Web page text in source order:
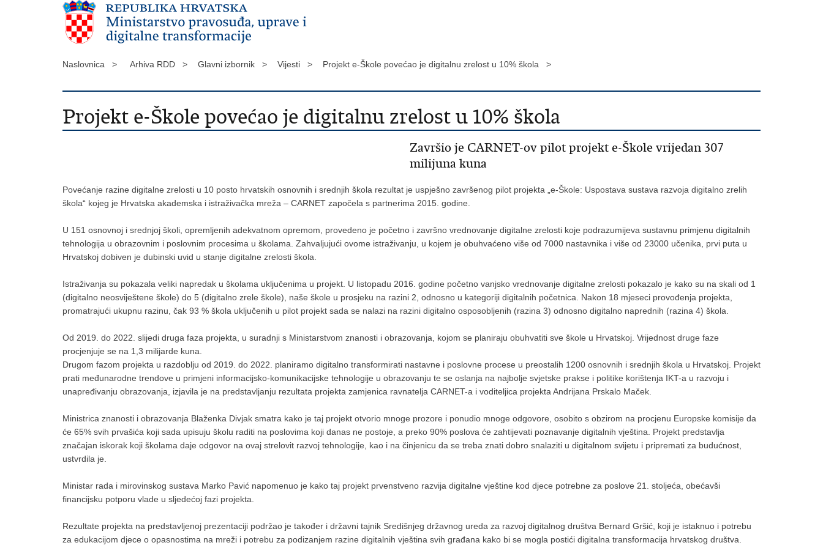
Naslovnica > Arhiva RDD > Glavni izbornik > Vijesti > Projekt e-Škole povećao je digitalnu zrelost u 10% škola >
Projekt e-Škole povećao je digitalnu zrelost u 10% škola
Završio je CARNET-ov pilot projekt e-Škole vrijedan 307
milijuna kuna
Povećanje razine digitalne zrelosti u 10 posto hrvatskih osnovnih i srednjih škola rezultat je uspješno završenog pilot projekta „e-Škole: Uspostava sustava razvoja digitalno zrelih
škola“ kojeg je Hrvatska akademska i istraživačka mreža – CARNET započela s partnerima 2015. godine.
U 151 osnovnoj i srednjoj školi, opremljenih adekvatnom opremom, provedeno je početno i završno vrednovanje digitalne zrelosti koje podrazumijeva sustavnu primjenu digitalnih
tehnologija u obrazovnim i poslovnim procesima u školama. Zahvaljujući ovome istraživanju, u kojem je obuhvaćeno više od 7000 nastavnika i više od 23000 učenika, prvi puta u
Hrvatskoj dobiven je dubinski uvid u stanje digitalne zrelosti škola.
Istraživanja su pokazala veliki napredak u školama uključenima u projekt. U listopadu 2016. godine početno vanjsko vrednovanje digitalne zrelosti pokazalo je kako su na skali od 1
(digitalno neosviještene škole) do 5 (digitalno zrele škole), naše škole u prosjeku na razini 2, odnosno u kategoriji digitalnih početnica. Nakon 18 mjeseci provođenja projekta,
promatrajući ukupnu razinu, čak 93 % škola uključenih u pilot projekt sada se nalazi na razini digitalno osposobljenih (razina 3) odnosno digitalno naprednih (razina 4) škola.
Od 2019. do 2022. slijedi druga faza projekta, u suradnji s Ministarstvom znanosti i obrazovanja, kojom se planiraju obuhvatiti sve škole u Hrvatskoj. Vrijednost druge faze
procjenjuje se na 1,3 milijarde kuna.
Drugom fazom projekta u razdoblju od 2019. do 2022. planiramo digitalno transformirati nastavne i poslovne procese u preostalih 1200 osnovnih i srednjih škola u Hrvatskoj. Projekt
prati međunarodne trendove u primjeni informacijsko-komunikacijske tehnologije u obrazovanju te se oslanja na najbolje svjetske prakse i politike korištenja IKT-a u razvoju i
unapređivanju obrazovanja, izjavila je na predstavljanju rezultata projekta zamjenica ravnatelja CARNET-a i voditeljica projekta Andrijana Prskalo Maček.
Ministrica znanosti i obrazovanja Blaženka Divjak smatra kako je taj projekt otvorio mnoge prozore i ponudio mnoge odgovore, osobito s obzirom na procjenu Europske komisije da
će 65% svih prvašića koji sada upisuju školu raditi na poslovima koji danas ne postoje, a preko 90% poslova će zahtijevati poznavanje digitalnih vještina. Projekt predstavlja
značajan iskorak koji školama daje odgovor na ovaj strelovit razvoj tehnologije, kao i na činjenicu da se treba znati dobro snalaziti u digitalnom svijetu i pripremati za budućnost,
ustvrdila je.
Ministar rada i mirovinskog sustava Marko Pavić napomenuo je kako taj projekt prvenstveno razvija digitalne vještine kod djece potrebne za poslove 21. stoljeća, obećavši
financijsku potporu vlade u sljedećoj fazi projekta.
Rezultate projekta na predstavljenoj prezentaciji podržao je također i državni tajnik Središnjeg državnog ureda za razvoj digitalnog društva Bernard Gršić, koji je istaknuo i potrebu
za edukacijom djece o opasnostima na mreži i potrebu za podizanjem razine digitalnih vještina svih građana kako bi se mogla postići digitalna transformacija hrvatskog društva.